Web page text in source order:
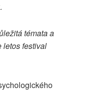
témata a
letos festival